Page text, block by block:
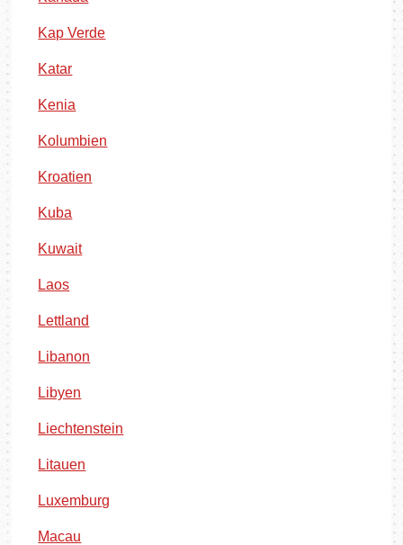
Kap Verde
Katar
Kenia
Kolumbien
Kroatien
Kuba
Kuwait
Laos
Lettland
Libanon
Libyen
Liechtenstein
Litauen
Luxemburg
Macau